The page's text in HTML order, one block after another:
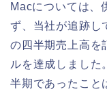
Macについては、
ず、当社が追跡し
の四半期売上高を
ルを達成しました
半期であったこと